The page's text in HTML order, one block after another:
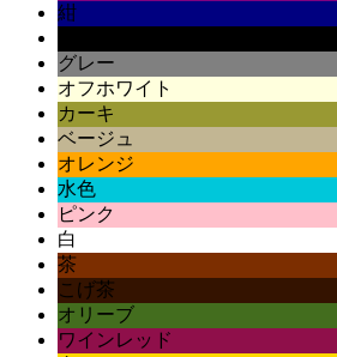
紺
グレー
オフホワイト
カーキ
ベージュ
オレンジ
水色
ピンク
白
茶
こげ茶
オリーブ
ワインレッド